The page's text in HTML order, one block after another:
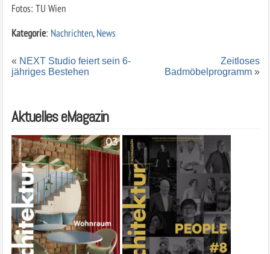
Fotos: TU Wien
Kategorie: Nachrichten, News
« NEXT Studio feiert sein 6-
jähriges Bestehen
Zeitloses
Badmöbelprogramm »
Aktuelles eMagazin